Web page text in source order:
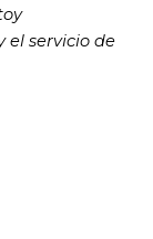
el servicio de